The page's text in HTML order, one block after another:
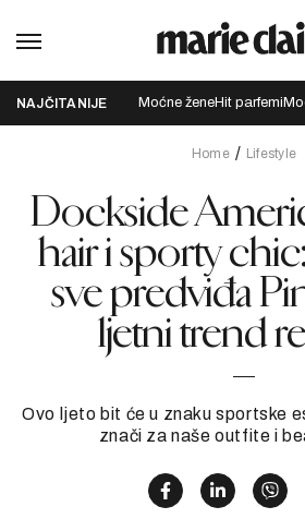
NAJČITANIJE Moćne ženeHit parfemi
Home Lifestyle
Dockside
hair i sporty
sve predviđa
ljetni trend
Ovo ljeto bit će u znaku sportske
znači za naše outfite i